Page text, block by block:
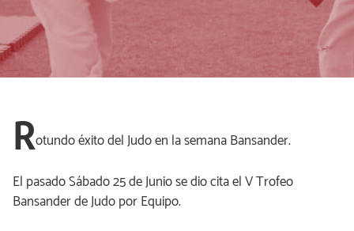
Rotundo éxito del Judo en la semana Bansander.
El pasado Sábado 25 de Junio se dio cita el V Trofeo
Bansander de Judo por Equipo.